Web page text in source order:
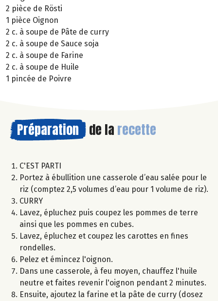
2 pièce de Rösti
1 pièce Oignon
2 c. à soupe de Pâte de curry
2 c. à soupe de Sauce soja
2 c. à soupe de Farine
2 c. à soupe de Huile
1 pincée de Poivre
Préparation de la recette
C'EST PARTI
Portez à ébullition une casserole d’eau salée pour le
riz (comptez 2,5 volumes d’eau pour 1 volume de riz).
CURRY
Lavez, épluchez puis coupez les pommes de terre
ainsi que les pommes en cubes.
Lavez, épluchez et coupez les carottes en fines
rondelles.
Pelez et émincez l'oignon.
Dans une casserole, à feu moyen, chauffez l'huile
neutre et faites revenir l'oignon pendant 2 minutes.
Ensuite, ajoutez la farine et la pâte de curry (dosez